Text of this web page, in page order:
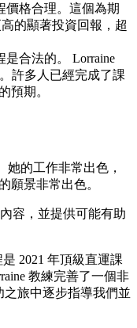
價格合理。這個為期
的顯著投資回報，超
是合法的。 Lorraine
許多人已經完成了課
預期。
她的工作非常出色，
的願景非常出色。
容，並提供可能有助
2021 年頂級直運課
教練完善了一個非
旅中逐步指導我們並